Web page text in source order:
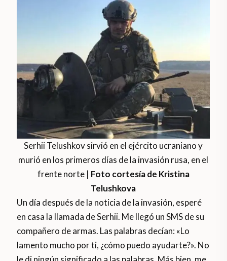
Serhii Telushkov sirvió en el ejército ucraniano y
murió en los primeros días de la invasión rusa, en el
frente norte | Foto cortesía de Kristina
Telushkova
Un día después de la noticia de la invasión, esperé
en casa la llamada de Serhii. Me llegó un SMS de su
compañero de armas. Las palabras decían: «Lo
lamento mucho por ti, ¿cómo puedo ayudarte?». No